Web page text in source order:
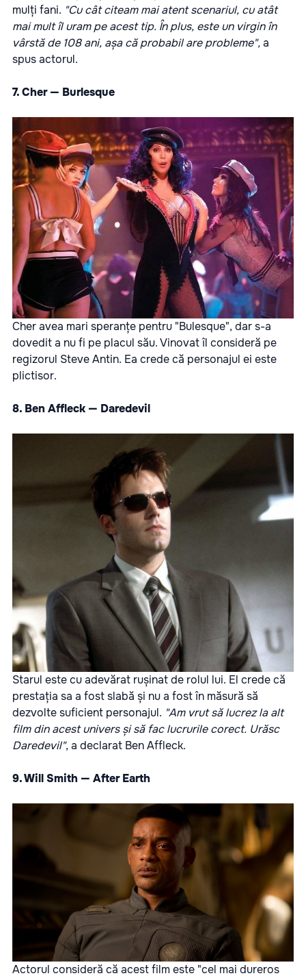
mulți fani. "Cu cât citeam mai atent scenariul, cu atât
mai mult îl uram pe acest tip. În plus, este un virgin în
vârstă de 108 ani, așa că probabil are probleme",a
spus actorul.
7. Cher — Burlesque
Cher avea mari speranțe pentru "Bulesque", dar s-a
dovedit a nu fi pe placul său. Vinovat îl consideră pe
regizorul Steve Antin. Ea crede că personajul ei este
plictisor.
8. Ben Affleck — Daredevil
Starul este cu adevărat rușinat de rolul lui. El crede că
prestația sa a fost slabă și nu a fost în măsură să
dezvolte suficient personajul. "Am vrut să lucrez la alt
film din acest univers și să fac lucrurile corect. Urăsc
Daredevil", a declarat Ben Affleck.
9. Will Smith — After Earth
Actorul consideră că acest film este "cel mai dureros